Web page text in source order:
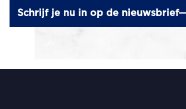
Schrijf je nu in op de nieuwsbrief